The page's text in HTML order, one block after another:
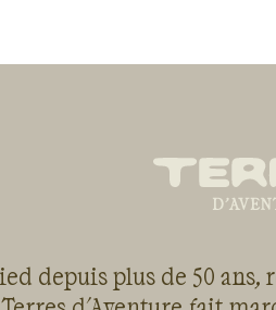
depuis plus de 50